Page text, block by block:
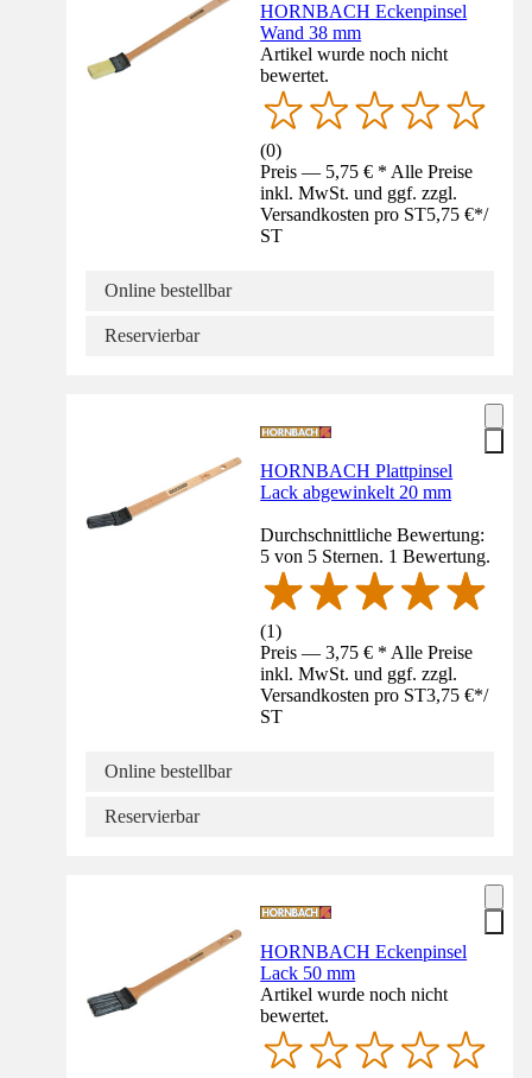
HORNBACH Eckenpinsel
Wand 38 mm
Artikel wurde noch nicht
bewertet.
(0)
Preis — 5,75 € * Alle Preise
inkl. MwSt. und ggf. zzgl.
Versandkosten pro ST5,75 €*/
ST
Online bestellbar
Reservierbar
HORNBACH Plattpinsel
Lack abgewinkelt 20 mm
Durchschnittliche Bewertung:
5 von 5 Sternen. 1 Bewertung.
(1)
Preis — 3,75 € * Alle Preise
inkl. MwSt. und ggf. zzgl.
Versandkosten pro ST3,75 €*/
ST
Online bestellbar
Reservierbar
HORNBACH Eckenpinsel
Lack 50 mm
Artikel wurde noch nicht
bewertet.